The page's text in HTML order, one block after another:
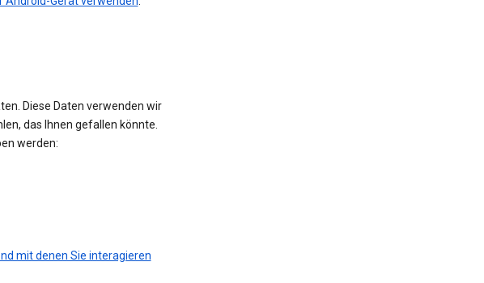
Diese Daten verwenden wir
das Ihnen gefallen könnte.
werden:
mit denen Sie interagieren